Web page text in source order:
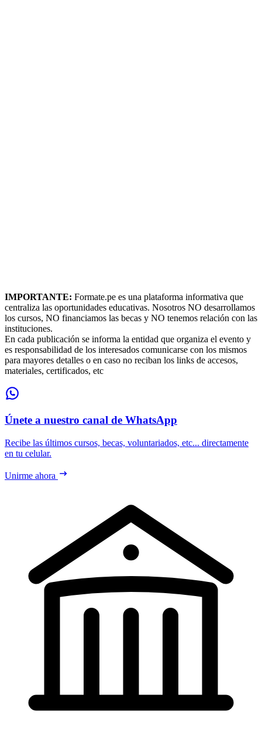
IMPORTANTE: Formate.pe es una plataforma informativa que
centraliza las oportunidades educativas. Nosotros NO desarrollamos
los cursos, NO financiamos las becas y NO tenemos relación con las
instituciones.
En cada publicación se informa la entidad que organiza el evento y
es responsabilidad de los interesados comunicarse con los mismos
para mayores detalles o en caso no reciban los links de accesos,
materiales, certificados, etc
Únete a nuestro canal de WhatsApp
Recibe las últimos cursos, becas, voluntariados, etc... directamente
en tu celular.
Unirme ahora